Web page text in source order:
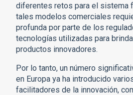
diferentes retos para el sistema
tales modelos comerciales
profunda por parte de los
tecnologías utilizadas para
productos innovadores.
Por lo tanto, un número
en Europa ya ha introducido
facilitadores de la innovación,